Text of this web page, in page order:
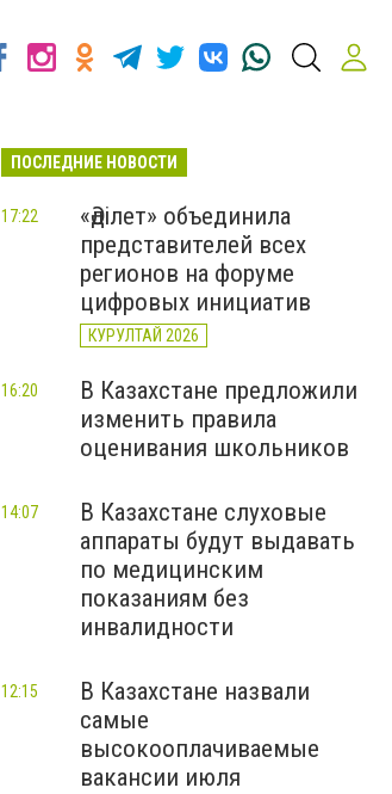
ПОСЛЕДНИЕ НОВОСТИ
«Әділет» объединила
представителей всех
регионов на форуме
цифровых инициатив
КУРУЛТАЙ 2026
17:22
В Казахстане предложили
изменить правила
оценивания школьников
16:20
В Казахстане слуховые
аппараты будут выдавать
по медицинским
показаниям без
инвалидности
14:07
В Казахстане назвали
самые
высокооплачиваемые
вакансии июля
12:15